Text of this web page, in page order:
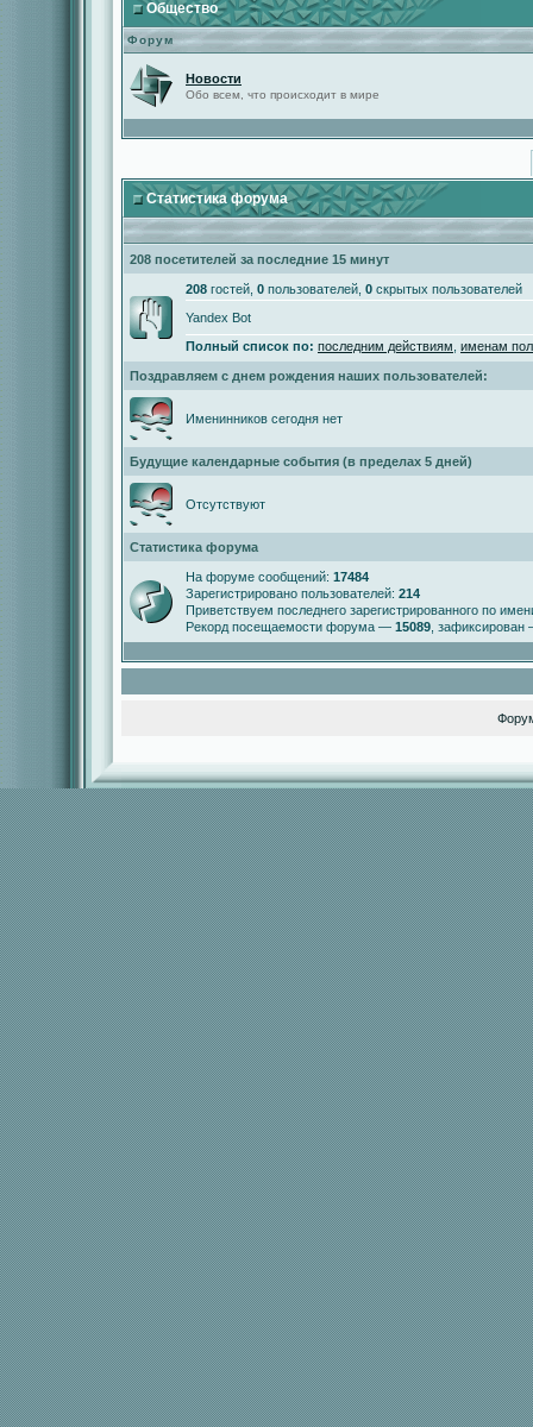
Общество
Форум
Новости
Обо всем, что происходит в мире
Статистика форума
208 посетителей за последние 15 минут
208 гостей, 0 пользователей, 0 скрытых пользователей
Yandex Bot
Полный список по: последним действиям именам
Поздравляем с днем рождения наших пользователей:
Именинников сегодня нет
Будущие календарные события (в пределах 5 дней)
Отсутствуют
Статистика форума
На форуме сообщений: 17484
Зарегистрировано пользователей: 214
Приветствуем последнего зарегистрированного по
Рекорд посещаемости форума — 15089 ,